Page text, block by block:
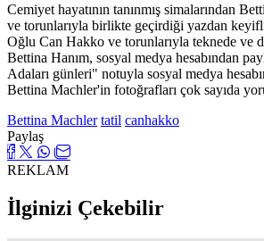
Cemiyet hayatının tanınmış simalarından
ve torunlarıyla birlikte geçirdiği yazdan keyifli
Oğlu Can Hakko ve torunlarıyla teknede ve
Bettina Hanım, sosyal medya hesabından
Adaları günleri" notuyla sosyal medya
Bettina Machler'in fotoğrafları çok sayıda
Bettina Machler tatil canhakko
Paylaş
REKLAM
İlginizi Çekebilir